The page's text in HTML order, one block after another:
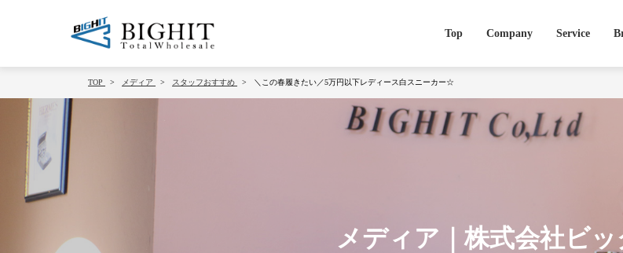
Top Company Service
TOP メディア スタッフおすすめ ＼この春履きたい／5万円以下レディース白スニーカー☆
メディア｜株式会社ビ